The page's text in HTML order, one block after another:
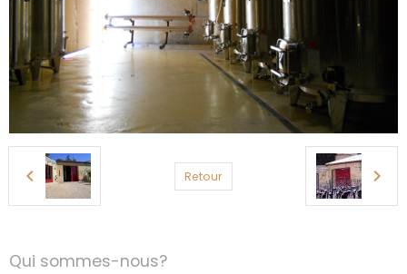
Retour
Qui sommes-nous?